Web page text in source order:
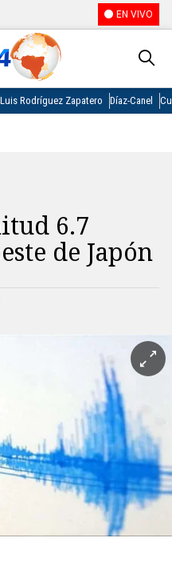
EN VIVO
Rodríguez Zapatero Díaz-Canel
6.7
de Japón